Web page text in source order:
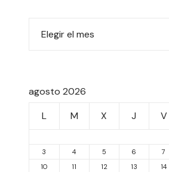
agosto 2026
L
M X J V
3
4 5 6 7
10
11 12 13 14